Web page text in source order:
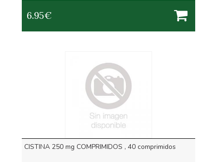
6.95€
CISTINA 250 mg COMPRIMIDOS , 40 comprimidos